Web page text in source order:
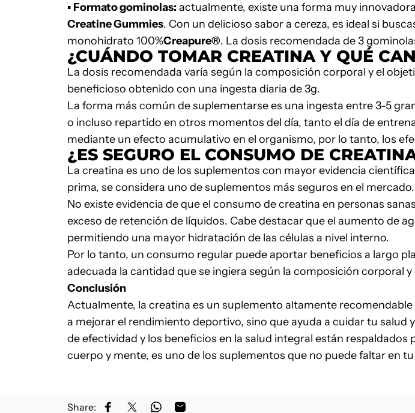
▪Formato gominolas: actualmente, existe una forma muy
Creatine Gummies. Con un delicioso sabor a cereza, es ideal si
monohidrato 100%Creapure®. La dosis recomendada de 3
¿CUÁNDO TOMAR CREATINA Y QUÉ
La dosis recomendada varía según la composición corporal y el
beneficioso obtenido con una ingesta diaria de 3g.
La forma más común de suplementarse es una ingesta entre 3-5
o incluso repartido en otros momentos del día, tanto el día de
mediante un efecto acumulativo en el organismo, por lo tanto, los
¿ES SEGURO EL CONSUMO DE
La creatina es uno de los suplementos con mayorevidencia científica
prima, se considera uno de suplementos más seguros en el mercado.
No existe evidencia de que el consumo de creatina en personas
exceso de retención de líquidos. Cabe destacar que el aumento de
permitiendo una mayor hidratación de las células a nivel interno.
Por lo tanto, un consumo regular puede aportar beneficios a largo
adecuada la cantidad que se ingiera según la composición corporal
Conclusión
Actualmente, la creatina es un suplemento altamente
a mejorar el rendimiento deportivo, sino que ayuda a cuidar tu
de efectividad y los beneficios en la salud integral están
cuerpo y mente, es uno de los suplementos que no puede faltar en
Share: